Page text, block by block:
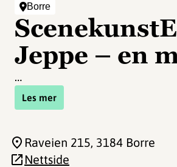
Borre
Jeppe – en
…
Les mer
Raveien 215, 3184 Borre
Nettside